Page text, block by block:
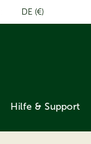
DE (€)
Hilfe & Support